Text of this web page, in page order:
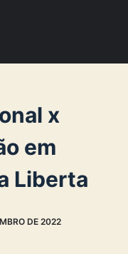
x
em
Liberta
DE 2022